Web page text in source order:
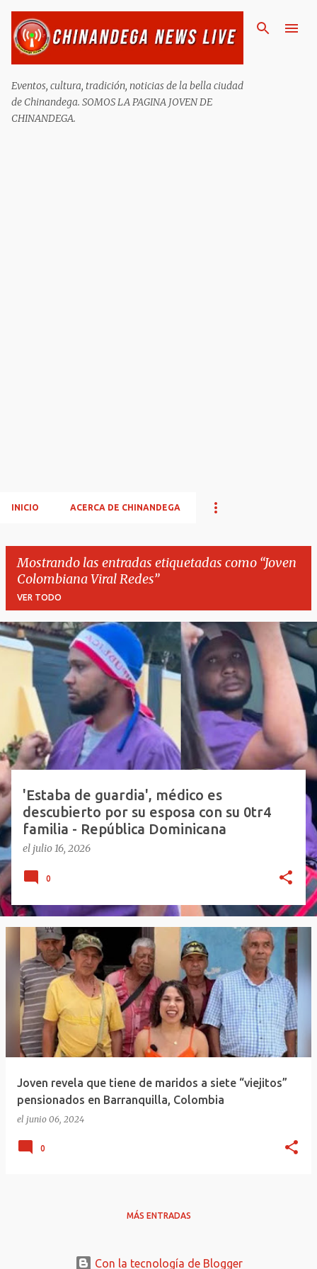
Eventos, cultura, tradición, noticias de la bella ciudad
de Chinandega. SOMOS LA PAGINA JOVEN DE
CHINANDEGA.
INICIO ACERCA DE CHINANDEGA
Mostrando las entradas etiquetadas como Joven
Colombiana Viral Redes
VER TODO
E
d
a
s
'Estaba de guardia', médico es
descubierto por su esposa con su 0tr4
familia - República Dominicana
el julio 16, 2026
0
Joven revela que tiene de maridos a siete “viejitos”
pensionados en Barranquilla, Colombia
el junio 06, 2024
0
MÁS ENTRADAS
Con la tecnología de Blogger